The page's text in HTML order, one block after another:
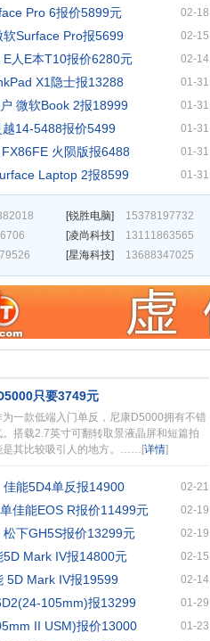
Pro 6报价5899元 02-18
软Surface Pro报5699 02-15
E人E本T10报价6280元 02-14
X1隐士报13288 01-31
微软Book 2报18999 01-31
14-5488报价5499 01-31
火陨版报6488 01-31
Laptop 2报8599 01-31
[锐胜电脑]
15378197732
[凌尚科技]
13111863565
[星海科技] 13688347025
只要3749元
款低端入门单反，尼康D5000拥有不错
。搭载2.7英寸可翻转取景液晶屏和短篇拍
是其比较吸引人的地方。……[详情]
佳能5D4单反报14900 02-21
佳能EOS R报价11499元 02-19
松下GH5S报价13299元 02-19
5D Mark IV报14800元 02-15
5D Mark IV报19599 02-14
105mm)报13299 01-29
II USM)报价13000 01-23